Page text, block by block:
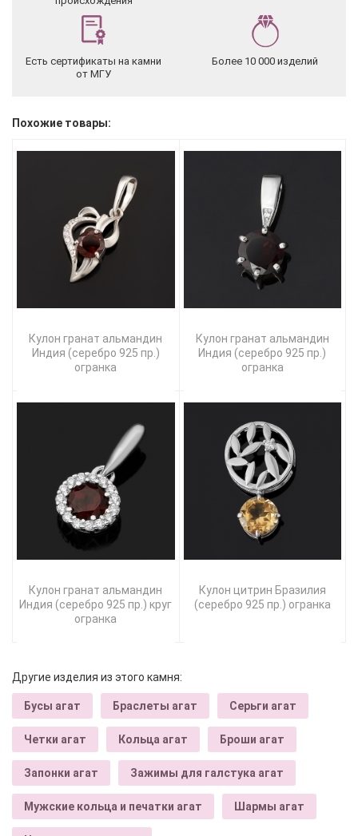
Есть сертификаты на камни
от МГУ
Более 10 000 изделий
Похожие товары:
Кулон гранат альмандин
Индия (серебро 925 пр.)
огранка
Кулон гранат альмандин
Индия (серебро 925 пр.)
огранка
Кулон гранат альмандин
Индия (серебро 925 пр.) круг
огранка
Кулон цитрин Бразилия
(серебро 925 пр.) огранка
Другие изделия из этого камня:
Бусы агат Браслеты агат Серьги агат
Четки агат Кольца агат Броши агат
Запонки агат Зажимы для галстука агат
Мужские кольца и печатки агат Шармы агат